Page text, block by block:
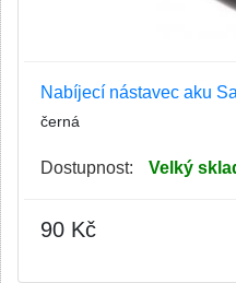
Nabíjecí nástavec aku
černá
Dostupnost: Velký
90 Kč